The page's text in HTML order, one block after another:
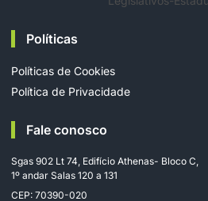
Políticas
Políticas de Cookies
Política de Privacidade
Fale conosco
Sgas 902 Lt 74, Edifício Athenas- Bloco C,
1º andar Salas 120 a 131
CEP: 70390-020